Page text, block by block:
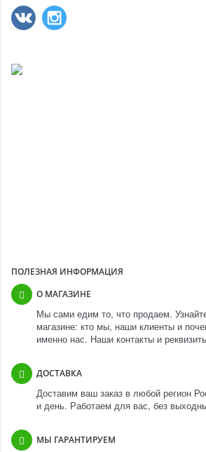
ПОЛЕЗНАЯ ИНФОРМАЦИЯ
О МАГАЗИНЕ
Мы сами едим то, что продаем.
магазине: кто мы, наши клиенты и
именно нас. Наши контакты и
ДОСТАВКА
Доставим ваш заказ в любой регион
и день. Работаем для вас, без
МЫ ГАРАНТИРУЕМ